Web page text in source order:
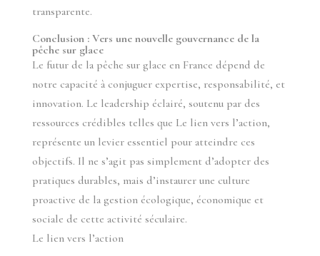
transparente.
Conclusion : Vers une nouvelle gouvernance de la
pêche sur glace
Le futur de la pêche sur glace en France dépend de
notre capacité à conjuguer expertise, responsabilité, et
innovation. Le leadership éclairé, soutenu par des
ressources crédibles telles que Le lien vers l’action,
représente un levier essentiel pour atteindre ces
objectifs. Il ne s’agit pas simplement d’adopter des
pratiques durables, mais d’instaurer une culture
proactive de la gestion écologique, économique et
sociale de cette activité séculaire.
Le lien vers l’action